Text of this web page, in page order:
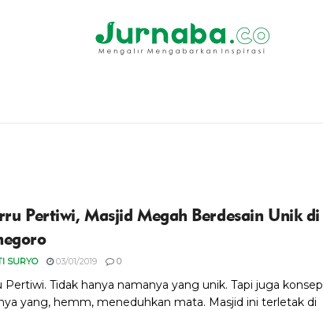
Pertiwi, Masjid Megah Berdesain Unik di
SURYO 03/01/2019 0
Pertiwi. Tidak hanya namanya yang unik. Tapi juga konsep
yang, hemm, meneduhkan mata. Masjid ini terletak di